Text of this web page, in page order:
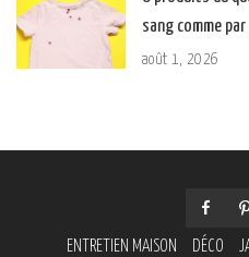
sang comme
août 1, 2026
ENTRETIEN MAISON DÉCO